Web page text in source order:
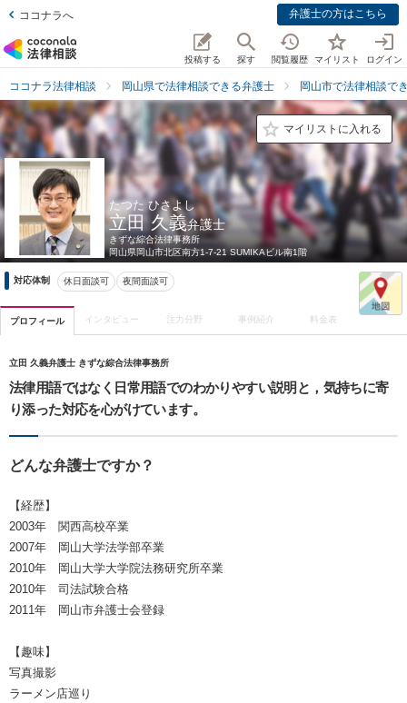
ココナラへ 弁護士の方はこちら
投稿する 探す 閲覧履歴 マイリスト ログイン
ココナラ法律相談 岡山県で法律相談できる弁護士 岡山市で法律相談で
マイリストに入れる
たつた ひさよし
立田 久義弁護士
きずな綜合法律事務所
岡山県岡山市北区南方1-7-21 SUMIKAビル南1階
対応体制 休日面談可 夜間面談可
プロフィール インタビュー 注力分野 事例紹介 料金表
立田 久義弁護士 きずな綜合法律事務所
法律用語ではなく日常用語でのわかりやすい説明と，気持ちに寄
り添った対応を心がけています。
どんな弁護士ですか？
【経歴】
2003年 関西高校卒業
2007年 岡山大学法学部卒業
2010年 岡山大学大学院法務研究所卒業
2010年 司法試験合格
2011年 岡山市弁護士会登録
【趣味】
写真撮影
ラーメン店巡り